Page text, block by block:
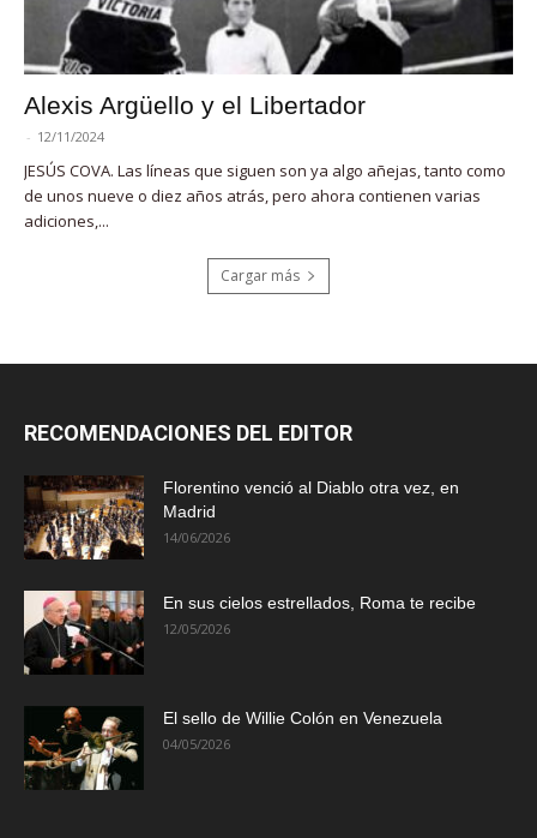
Alexis Argüello y el Libertador
- 12/11/2024
JESÚS COVA. Las líneas que siguen son ya algo añejas, tanto como
de unos nueve o diez años atrás, pero ahora contienen varias
adiciones,...
Cargar más
RECOMENDACIONES DEL EDITOR
Florentino venció al Diablo otra vez, en
Madrid
14/06/2026
En sus cielos estrellados, Roma te recibe
12/05/2026
El sello de Willie Colón en Venezuela
04/05/2026